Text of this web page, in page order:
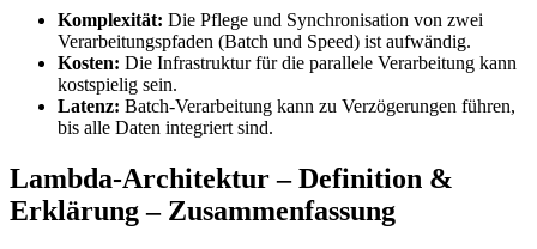
Komplexität: Die Pflege und Synchronisation von zwei
Verarbeitungspfaden (Batch und Speed) ist aufwändig.
Kosten: Die Infrastruktur für die parallele Verarbeitung kann
kostspielig sein.
Latenz: Batch-Verarbeitung kann zu Verzögerungen führen,
bis alle Daten integriert sind.
Lambda-Architektur – Definition &
Erklärung – Zusammenfassung